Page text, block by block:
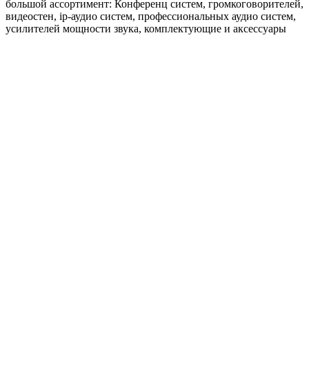
большой ассортимент: Конференц систем, громкоговорителей,
видеостен, ip-аудио систем, профессиональных аудио систем,
усилителей мощности звука, комплектующие и аксессуары